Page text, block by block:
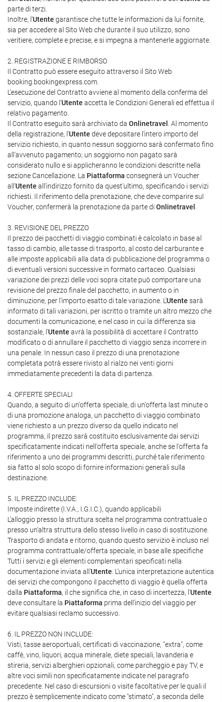
parte di terzi.
Inoltre, l'Utente garantisce che tutte le informazioni da lui fornite,
sia per accedere al Sito Web che durante il suo utilizzo, sono
veritiere, complete e precise, e si impegna a mantenerle aggiornate.
2. REGISTRAZIONE E RIMBORSO
Il Contratto può essere eseguito attraverso il Sito Web
booking.bookingexpress.com.
L'esecuzione del Contratto avviene al momento della conferma del
servizio, quando l'Utente accetta le Condizioni Generali ed effettua il
relativo pagamento.
Il Contratto eseguito sarà archiviato da Onlinetravel
. Al momento
della registrazione, l'Utente deve depositare l'intero importo del
servizio richiesto, in quanto nessun soggiorno sarà confermato fino
all'avvenuto pagamento; un soggiorno non pagato sarà
considerato nullo e si applicheranno le condizioni descritte nella
sezione Cancellazione. La Piattaforma consegnerà un Voucher
all'Utente all'indirizzo fornito da quest'ultimo, specificando i servizi
richiesti. Il riferimento della prenotazione, che deve comparire sul
Voucher, confermerà la prenotazione da parte di Onlinetravel
3. REVISIONE DEL PREZZO
Il prezzo dei pacchetti di viaggio combinati è calcolato in base al
tasso di cambio, alle tasse di trasporto, al costo del carburante e
alle imposte applicabili alla data di pubblicazione del programma o
di eventuali versioni successive in formato cartaceo. Qualsiasi
variazione dei prezzi delle voci sopra citate può comportare una
revisione del prezzo finale del pacchetto, in aumento o in
diminuzione, per l'importo esatto di tale variazione. L'Utente sarà
informato di tali variazioni, per iscritto o tramite un altro mezzo che
documenti la comunicazione, e nel caso in cui la differenza sia
sostanziale, l'Utente avrà la possibilità di accettare il Contratto
modificato o di annullare il pacchetto di viaggio senza incorrere in
una penale. In nessun caso il prezzo di una prenotazione
completata potrà essere rivisto al rialzo nei venti giorni
immediatamente precedenti la data di partenza.
4. OFFERTE SPECIALI
Quando, a seguito di un'offerta speciale, di un'offerta last minute o
di una promozione analoga, un pacchetto di viaggio combinato
viene richiesto a un prezzo diverso da quello indicato nel
programma, il prezzo sarà costituito esclusivamente dai servizi
specificatamente indicati nell'offerta speciale, anche se l'offerta fa
riferimento a uno dei programmi descritti, purché tale riferimento
sia fatto al solo scopo di fornire informazioni generali sulla
destinazione.
5. IL PREZZO INCLUDE:
Imposte indirette (I.V.A., I.G.I.C.), quando applicabili
L'alloggio presso la struttura scelta nel programma contrattuale o
presso un'altra struttura dello stesso livello in caso di sostituzione.
Trasporto di andata e ritorno, quando questo servizio è incluso nel
programma contrattuale/offerta speciale, in base alle specifiche
Tutti i servizi e gli elementi complementari specificati nella
documentazione inviata all'Utente . L'unica interpretazione autentica
dei servizi che compongono il pacchetto di viaggio è quella offerta
dalla Piattaforma, il che significa che, in caso di incertezza, l'Utente
deve consultare la Piattaforma prima dell'inizio del viaggio per
evitare qualsiasi reclamo successivo.
6. IL PREZZO NON INCLUDE:
Visti, tasse aeroportuali, certificati di vaccinazione, "extra", come
caffè, vino, liquori, acqua minerale, diete speciali, lavanderia e
stireria, servizi alberghieri opzionali, come parcheggio e pay TV, e
altre voci simili non specificatamente indicate nel paragrafo
precedente. Nel caso di escursioni o visite facoltative per le quali il
prezzo è semplicemente indicato come "stimato", a seconda delle